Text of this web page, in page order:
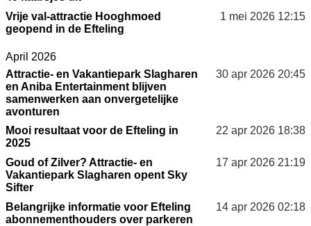
Vrije val-attractie Hooghmoed
geopend in de Efteling
1 mei 2026 12:15
April 2026
Attractie- en Vakantiepark Slagharen
en Aniba Entertainment blijven
samenwerken aan onvergetelijke
avonturen
30 apr 2026 20:45
Mooi resultaat voor de Efteling in
2025
22 apr 2026 18:38
Goud of Zilver? Attractie- en
Vakantiepark Slagharen opent Sky
Sifter
17 apr 2026 21:19
Belangrijke informatie voor Efteling
abonnementhouders over parkeren
14 apr 2026 02:18